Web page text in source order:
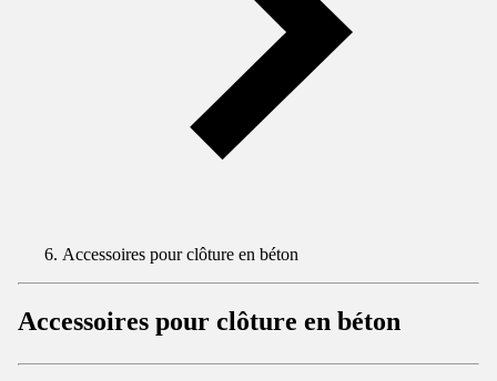
Accessoires pour clôture en béton
Accessoires pour clôture en béton